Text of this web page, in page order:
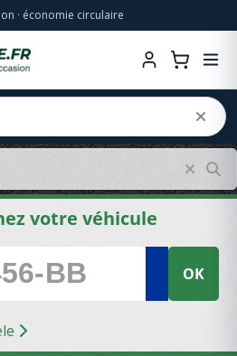
· économie circulaire
votre véhicule
OK